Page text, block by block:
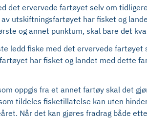
det ervervede fartøyet selv om
utskiftningsfartøyet har fisket og
og annet punktum, skal bare det
ledd fiske med det ervervede
har fisket og landet med dette
oppgis fra et annet fartøy skal det
tildeles fisketillatelse kan uten
Når det kan gjøres fradrag både